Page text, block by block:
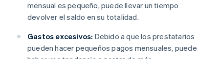
mensual es pequeño, puede llevar un tiempo
devolver el saldo en su totalidad.
Gastos excesivos: Debido a que los prestatarios
pueden hacer pequeños pagos mensuales, puede